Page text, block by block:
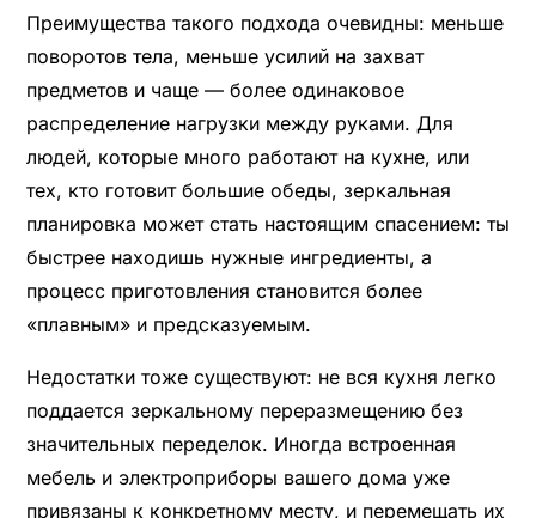
Преимущества такого подхода очевидны: меньше
поворотов тела, меньше усилий на захват
предметов и чаще — более одинаковое
распределение нагрузки между руками. Для
людей, которые много работают на кухне, или
тех, кто готовит большие обеды, зеркальная
планировка может стать настоящим спасением: ты
быстрее находишь нужные ингредиенты, а
процесс приготовления становится более
«плавным» и предсказуемым.
Недостатки тоже существуют: не вся кухня легко
поддается зеркальному переразмещению без
значительных переделок. Иногда встроенная
мебель и электроприборы вашего дома уже
привязаны к конкретному месту, и перемещать их